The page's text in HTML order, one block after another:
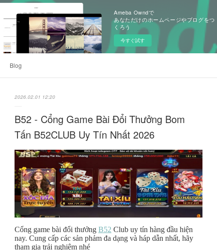
Ameba Owndで
あなただけのホームページやブログをつ
くろう
今すぐ試す
Blog
2026.02.01 12:20
B52 - Cổng Game Bài Đổi Thưởng Bom
Tấn B52CLUB Uy Tín Nhất 2026